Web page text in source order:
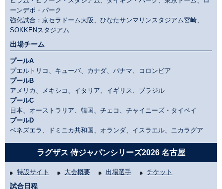
ーンデポ・パーク
強化試合：京セラドーム大阪、ひなたサンマリンスタジアム宮崎、
SOKKENスタジアム
出場チーム
プールA
プエルトリコ、キューバ、カナダ、パナマ、コロンビア
プールB
アメリカ、メキシコ、イタリア、イギリス、ブラジル
プールC
日本、オーストラリア、韓国、チェコ、チャイニーズ・タイペイ
プールD
ベネズエラ、ドミニカ共和国、オランダ、イスラエル、ニカラグア
ラグザス 侍ジャパンシリーズ2026 名古屋
特設サイト 大会概要 出場選手 チケット
試合日程